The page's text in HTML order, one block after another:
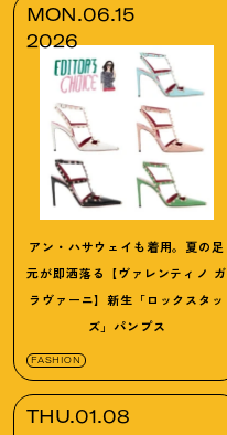
MON.06.15
2026
アン・ハサウェイも着用。夏の足
元が即洒落る【ヴァレンティノ ガ
ラヴァーニ】新生「ロックスタッ
ズ」パンプス
FASHION
THU.01.08